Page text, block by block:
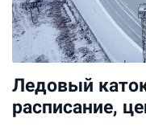
Ледовый
расписание,